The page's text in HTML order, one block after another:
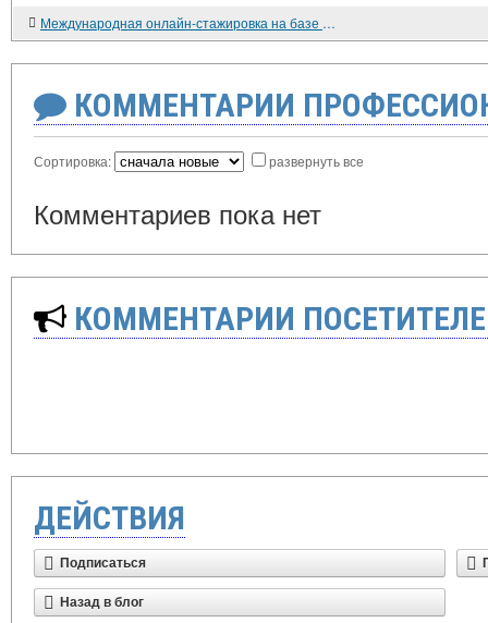
Международная онлайн-стажировка на базе лучших практик центров открытого образования
КОММЕНТАРИИ
Сортировка: развернуть все
Комментариев пока нет
КОММЕНТАРИИ
ДЕЙСТВИЯ
Подписаться
Назад в блог